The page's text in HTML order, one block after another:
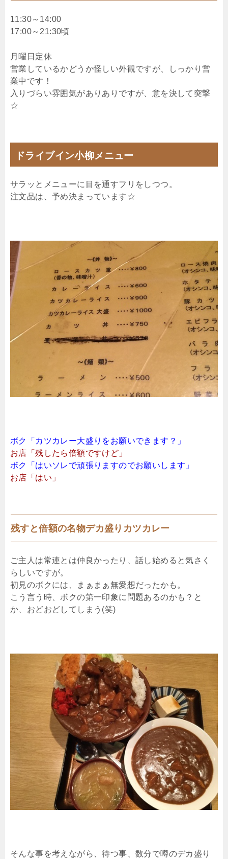
11:30～14:00
17:00～21:30頃
月曜日定休
営業しているかどうか怪しい外観ですが、しっかり営
業中です！
入りづらい雰囲気がありありですが、意を決して突撃
☆
ドライブイン小柳メニュー
サラッとメニューに目を通すフリをしつつ。
注文品は、予め決まっています☆
ボク「カツカレー大盛りをお願いできます？」
お店「残したら倍額ですけど」
ボク「はいソレで頑張りますのでお願いします」
お店「はい」
残すと倍額の名物デカ盛りカツカレー
ご主人は常連とは仲良かったり、話し始めると気さく
らしいですが。
初見のボクには、まぁまぁ無愛想だったかも。
こう言う時、ボクの第一印象に問題あるのかも？と
か、おどおどしてしまう(笑)
そんな事を考えながら、待つ事、数分で噂のデカ盛り